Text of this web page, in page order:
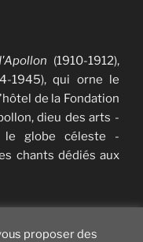
(1910-1912),
1945), qui orne le
de la Fondation
dieu des arts -
le globe céleste -
chants dédiés aux
proposer des